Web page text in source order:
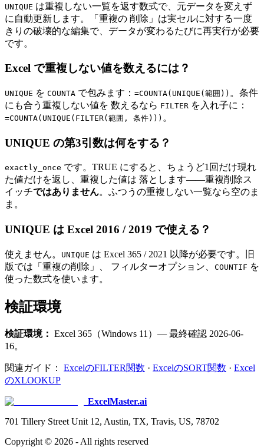
UNIQUE は重複しない一覧を返す数式で、元データを変えず
に自動更新します。「重複の 削除」は実セルに対する一度
きりの破壊的な編集で、データが変わるたびに再実行が必要
です。
Excel で重複しない値を数えるには？
UNIQUE を COUNTA で包みます： =COUNTA(UNIQUE(範囲)) 。条件
にも合う重複しない値を 数えるなら FILTER を入れ子に：
=COUNTA(UNIQUE(FILTER(範囲, 条件))) 。
UNIQUE の第3引数は何をする？
exactly_once です。TRUE にすると、ちょうど1回だけ現れ
た値だけを返し、重複した値は 落とします——重複削除ス
イッチではありません。ふつうの重複しない一覧なら空のま
ま。
UNIQUE は Excel 2016 / 2019 で使える？
使えません。 UNIQUE は Excel 365 / 2021 以降が必要です。旧
版では「重複の削除」、 フィルターオプション、 COUNTIF を
使った数式を使います。
検証環境
検証環境： Excel 365（Windows 11）— 最終確認 2026-06-
16。
関連ガイド： ExcelのFILTER関数 · ExcelのSORT関数 · Excel
のXLOOKUP
ExcelMaster.ai
701 Tillery Street Unit 12, Austin, TX, Travis, US, 78702
Copyright © 2026 - All rights reserved